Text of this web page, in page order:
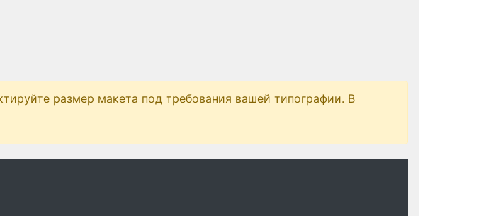
размер макета под требования вашей типографии. В